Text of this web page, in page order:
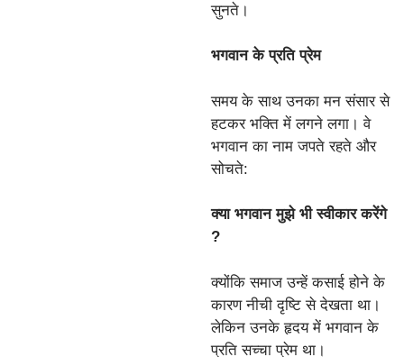
सुनते।
भगवान के प्रति प्रेम
समय के साथ उनका मन संसार से
हटकर भक्ति में लगने लगा। वे
भगवान का नाम जपते रहते और
सोचते:
क्या भगवान मुझे भी स्वीकार करेंगे
?
क्योंकि समाज उन्हें कसाई होने के
कारण नीची दृष्टि से देखता था।
लेकिन उनके हृदय में भगवान के
प्रति सच्चा प्रेम था।